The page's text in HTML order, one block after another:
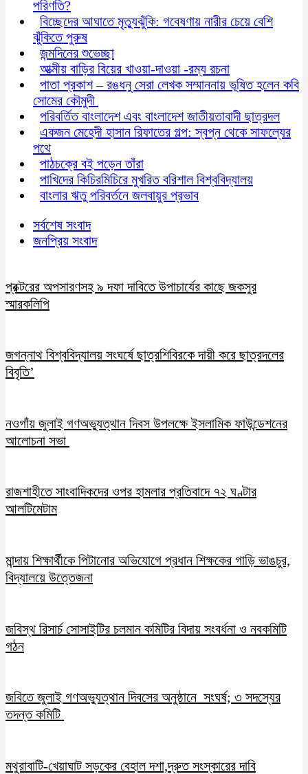
পরিণতি?
বিচ্ছেদের আঘাতে মৃত্যুঝুঁকি: গবেষণায় নারীর চেয়ে বেশি
ঝুঁকিতে পুরুষ
জন্মদিনের শুভেচ্ছা
আত্মীয় বাড়ির বিয়ের খাওয়া-দাওয়া -রম্য রচনা
পাতা প্রকাশ – রঙধনু সেরা লেখক সম্মাননায় ভূষিত হলেন কবি
সোমের কৌমুদী
পরিবর্তিত বাংলাদেশ এবং বাংলাদেশ জাতীয়তাবাদী ছাত্রদল
একজন মেহেদী হাসান রিফাতের গল্প: স্বপ্ন থেকে সাফল্যের
পথে
পাঠচক্রে বই পড়েন তাঁরা
পাখিদের কিচিরমিচিরে মুখরিত বরিশাল বিশ্ববিদ্যালয়
বাংলার ঋতু পরিবর্তনে জলবায়ুর প্রভাব
সর্বশেষ সংবাদ
জনপ্রিয় সংবাদ
প্রক্টরের অপসারণসহ ৯ দফা দাবিতে উপাচার্যের কাছে জকসুর
স্মারকলিপি
জগন্নাথ বিশ্ববিদ্যালয় সংঘর্ষে ছাত্রশিবিরকে দায়ী করে ছাত্রদলের
বিবৃতি’
নওগাঁয় জুলাই গণঅভ্যুত্থান দিবস উপলক্ষে ইসলামিক ফাউন্ডেশনের
আলোচনা সভা
রাজশাহীতে সাংবাদিকদের ওপর হামলার প্রতিবাদে ৭২ ঘণ্টার
আলটিমেটাম
মান্দায় শিক্ষার্থীকে পিটানোর অভিযোগে প্রধান শিক্ষকের গাড়ি ভাঙচুর,
বিদ্যালয়ে উত্তেজনা
জবিস্থ রিসার্চ সোসাইটির চলমান কমিটির বিদায় সংবর্ধনা ও নবকমিটি
গঠন
জবিতে জুলাই গণঅভ্যুত্থান দিবসের অনুষ্ঠানে সংঘর্ষ; ৩ সদস্যের
তদন্ত কমিটি
মথুরাবাটি-খেয়াঘাট সড়কের বেহাল দশা,দ্রুত সংস্কারের দাবি